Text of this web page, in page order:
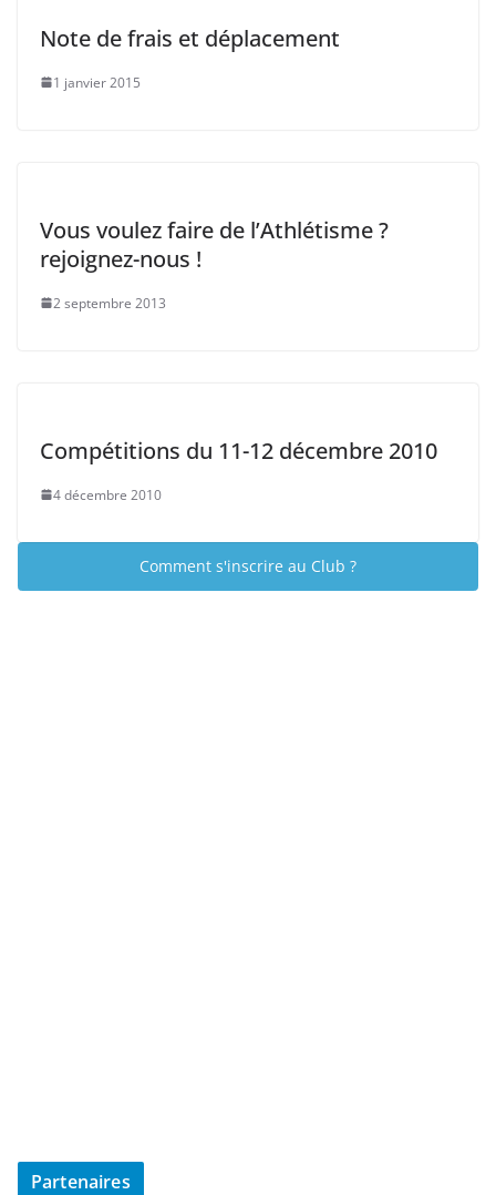
Note de frais et déplacement
1 janvier 2015
Vous voulez faire de l’Athlétisme ?
rejoignez-nous !
2 septembre 2013
Compétitions du 11-12 décembre 2010
4 décembre 2010
Comment s'inscrire au Club ?
Partenaires